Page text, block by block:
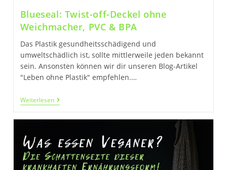
Blueseal: Twist-off-Deckel ohne
Weichmacher, PVC & BPA
Das Plastik gesundheitsschädigend und
umweltschädlich ist, sollte mittlerweile jeden bekannt
sein. Ansonsten können wir dir unseren Blog-Artikel
"Leben ohne Plastik" empfehlen.…
WeiterlesenBlueseal:
Twist-
Weichmacher,
PVC
&
BPA